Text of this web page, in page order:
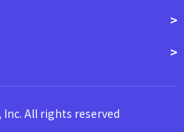
All rights reserved